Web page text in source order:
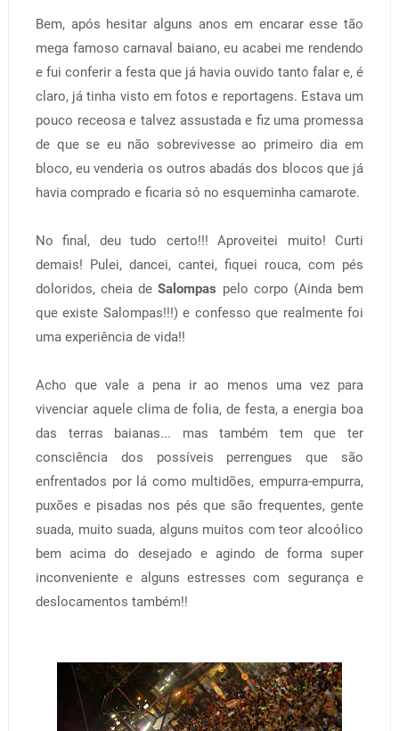
Bem, após hesitar alguns anos em encarar esse tão
mega famoso carnaval baiano, eu acabei me rendendo
e fui conferir a festa que já havia ouvido tanto falar e, é
claro, já tinha visto em fotos e reportagens. Estava um
pouco receosa e talvez assustada e fiz uma promessa
de que se eu não sobrevivesse ao primeiro dia em
bloco, eu venderia os outros abadás dos blocos que já
havia comprado e ficaria só no esqueminha camarote.
No final, deu tudo certo!!! Aproveitei muito! Curti
demais! Pulei, dancei, cantei, fiquei rouca, com pés
doloridos, cheia deSalompas pelo corpo (Ainda bem
que existe Salompas!!!) e confesso que realmente foi
uma experiência de vida!!
Acho que vale a pena ir ao menos uma vez para
vivenciar aquele clima de folia, de festa, a energia boa
das terras baianas... mas também tem que ter
consciência dos possíveis perrengues que são
enfrentados por lá como multidões, empurra-empurra,
puxões e pisadas nos pés que são frequentes, gente
suada, muito suada, alguns muitos com teor alcoólico
bem acima do desejado e agindo de forma super
inconveniente e alguns estresses com segurança e
deslocamentos também!!